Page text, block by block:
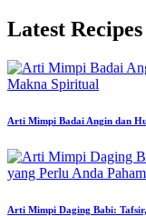
Latest Recipes
Arti Mimpi Badai Angin dan
Arti Mimpi Daging Babi: